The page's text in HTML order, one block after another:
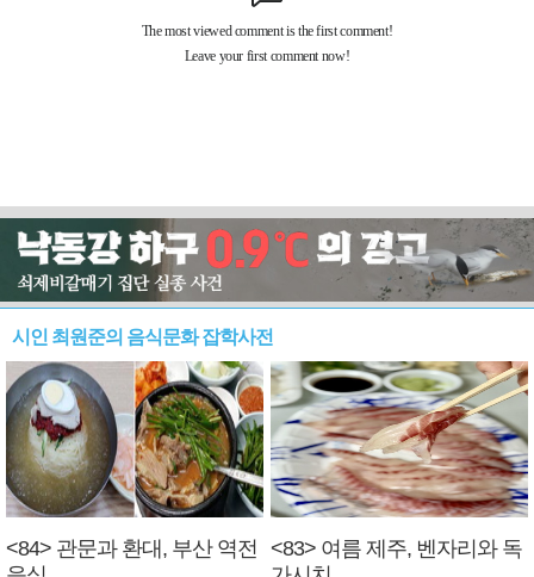
시인 최원준의 음식문화 잡학사전
<84> 관문과 환대, 부산 역전
<83> 여름 제주, 벤자리와 독